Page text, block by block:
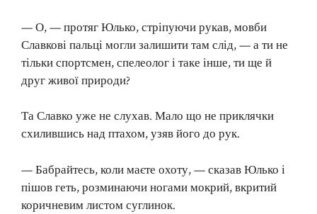
— О, — протяг Юлько, стріпуючи рукав, мовби
Славкові пальці могли залишити там слід, — а ти не
тільки спортсмен, спелеолог і таке інше, ти ще й
друг живої природи?
Та Славко уже не слухав. Мало що не приклячки
схилившись над птахом, узяв його до рук.
— Бабрайтесь, коли маєте охоту, — сказав Юлько і
пішов геть, розминаючи ногами мокрий, вкритий
коричневим листом суглинок.